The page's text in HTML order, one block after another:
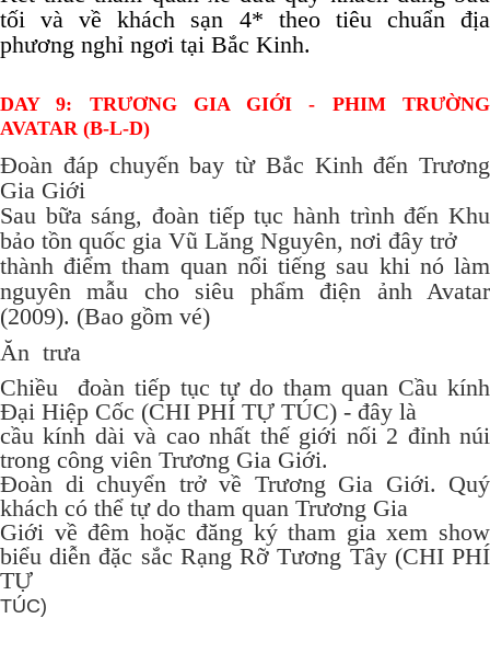
tối và về khách sạn 4* theo tiêu chuẩn địa
phương nghỉ ngơi tại Bắc Kinh.
DAY 9: TRƯƠNG GIA GIỚI - PHIM TRƯỜNG
AVATAR (B-L-D)
Đoàn đáp chuyến bay từ Bắc Kinh đến Trương
Gia Giới
Sau bữa sáng, đoàn tiếp tục hành trình đến Khu
bảo tồn quốc gia Vũ Lăng Nguyên, nơi đây trở
thành điểm tham quan nổi tiếng sau khi nó làm
nguyên mẫu cho siêu phẩm điện ảnh Avatar
(2009). (Bao gồm vé)
Ăn trưa
Chiều đoàn tiếp tục tự do tham quan Cầu kính
Đại Hiệp Cốc (CHI PHÍ TỰ TÚC) - đây là
cầu kính dài và cao nhất thế giới nối 2 đỉnh núi
trong công viên Trương Gia Giới.
Đoàn di chuyển trở về Trương Gia Giới. Quý
khách có thể tự do tham quan Trương Gia
Giới về đêm hoặc đăng ký tham gia xem show
biểu diễn đặc sắc Rạng Rỡ Tương Tây (CHI PHÍ
TỰ
TÚC)